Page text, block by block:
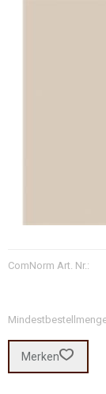
ComNorm Art. Nr.:
Merken